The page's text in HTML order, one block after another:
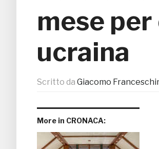
mese
ucraina
Scritto da Giacomo
More in CRONACA: